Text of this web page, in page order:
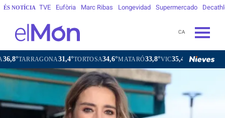
ÉS NOTÍCIA TVE Eufòria Marc Ribas Longevidad Supermercado
CA
31,4°TORTOSA34,6°MATARÓ33,8°VIC35,4°VILAFRANCA DEL